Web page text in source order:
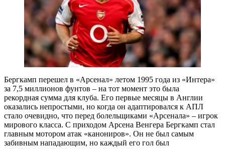
Бергкамп перешел в «Арсенал» летом 1995 года из «Интера»
за 7,5 миллионов фунтов – на тот момент это была
рекордная сумма для клуба. Его первые месяцы в Англии
оказались непростыми, но когда он адаптировался к АПЛ
стало очевидно, что перед болельщиками «Арсенала» – игрок
мирового класса. С приходом Арсена Венгера Бергкамп стал
главным мотором атак «канониров». Он не был самым
забивным нападающим, но каждый его гол был